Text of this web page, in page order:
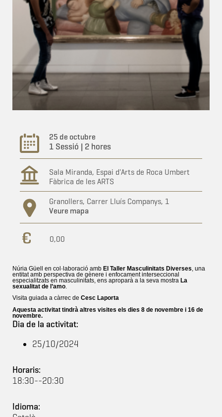
25 de octubre
1 Sessió | 2 hores
Sala Miranda, Espai d'Arts de Roca Umbert
Fàbrica de les ARTS
Granollers, Carrer Lluís Companys, 1
Veure mapa
0,00
Núria Güell en col·laboració amb El Taller Masculinitats Diverses , una
entitat amb perspectiva de gènere i enfocament interseccional
especialitzats en masculinitats, ens aproparà a la seva mostra La
sexualitat de l’amo
Visita guiada a càrrec de Cesc Laporta
Aquesta activitat tindrà altres visites els dies 8 de novembre i 16 de
novembre.
Dia de la activitat:
25/10/2024
Horaris:
18:30--20:30
Idioma: